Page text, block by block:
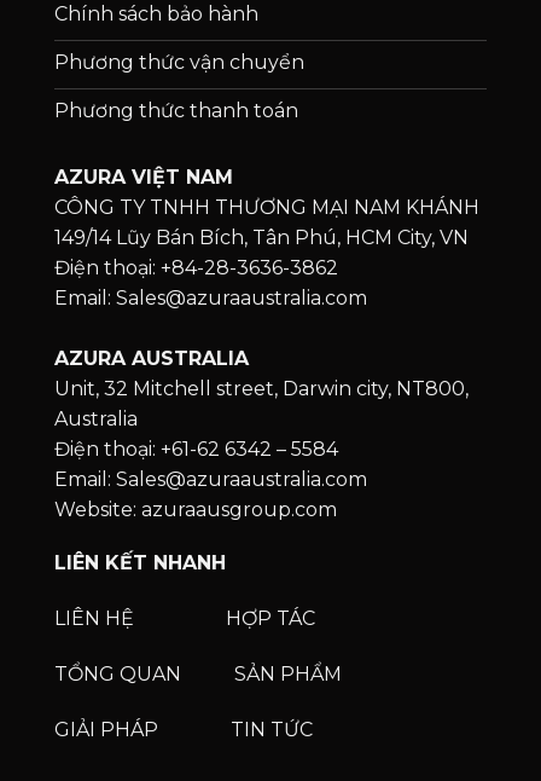
Chính sách bảo hành
Phương thức vận chuyển
Phương thức thanh toán
AZURA VIỆT NAM
CÔNG TY TNHH THƯƠNG MẠI NAM KHÁNH
149/14 Lũy Bán Bích, Tân Phú, HCM City, VN
Điện thoại: +84-28-3636-3862
Email: Sales@azuraaustralia.com
AZURA AUSTRALIA
Unit, 32 Mitchell street, Darwin city, NT800,
Australia
Điện thoại: +61-62 6342 – 5584
Email: Sales@azuraaustralia.com
Website: azuraausgroup.com
LIÊN KẾT NHANH
LIÊN HỆ HỢP TÁC
TỔNG QUAN SẢN PHẨM
GIẢI PHÁP TIN TỨC